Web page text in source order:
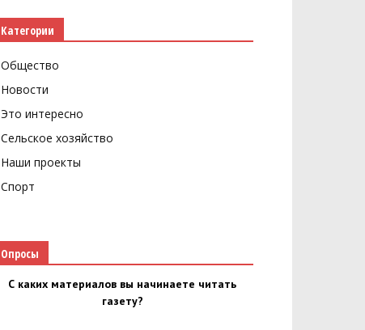
Категории
Общество
Новости
Это интересно
Сельское хозяйство
Наши проекты
Спорт
Опросы
С каких материалов вы начинаете читать
газету?